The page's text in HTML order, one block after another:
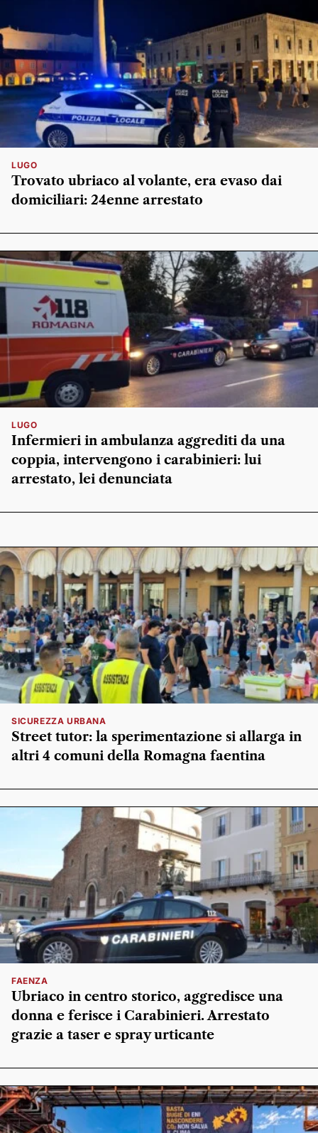
LUGO
Trovato ubriaco al volante, era evaso dai
domiciliari: 24enne arrestato
LUGO
Infermieri in ambulanza aggrediti da una
coppia, intervengono i carabinieri: lui
arrestato, lei denunciata
SICUREZZA URBANA
Street tutor: la sperimentazione si allarga in
altri 4 comuni della Romagna faentina
FAENZA
Ubriaco in centro storico, aggredisce una
donna e ferisce i Carabinieri. Arrestato
grazie a taser e spray urticante